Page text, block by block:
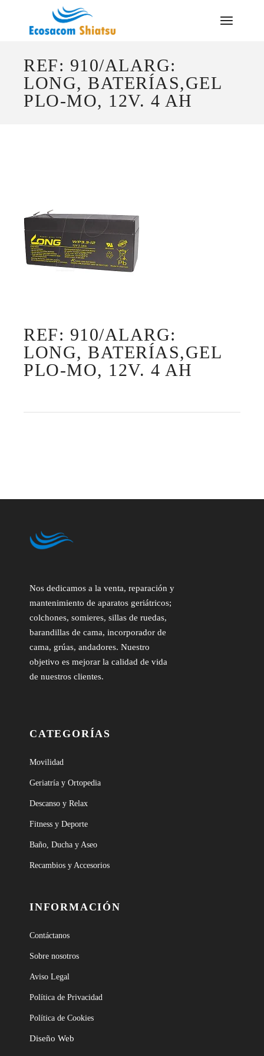
REF: 910/ALARG:
LONG, BATERÍAS,GEL
PLO-MO, 12V. 4 AH
REF: 910/ALARG:
LONG, BATERÍAS,GEL
PLO-MO, 12V. 4 AH
Nos dedicamos a la venta, reparación y
mantenimiento de aparatos geriátricos;
colchones, somieres, sillas de ruedas,
barandillas de cama, incorporador de
cama, grúas, andadores. Nuestro
objetivo es mejorar la calidad de vida
de nuestros clientes.
CATEGORÍAS
Movilidad
Geriatría y Ortopedia
Descanso y Relax
Fitness y Deporte
Baño, Ducha y Aseo
Recambios y Accesorios
INFORMACIÓN
Contáctanos
Sobre nosotros
Aviso Legal
Política de Privacidad
Política de Cookies
Diseño Web